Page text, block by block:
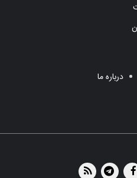
درباره ما